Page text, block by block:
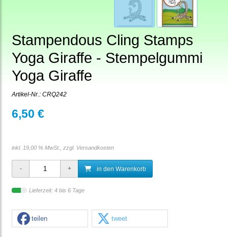
Stampendous Cling Stamps
Yoga Giraffe - Stempelgummi
Yoga Giraffe
Artikel-Nr.: CRQ242
6,50 €
inkl. 19,00 % MwSt., zzgl. Versandkosten
in den Warenkorb
Lieferzeit: 4 bis 6 Tage
teilen tweet